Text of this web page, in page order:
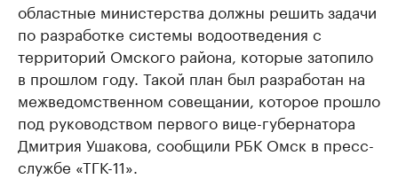
областные министерства должны решить задачи
по разработке системы водоотведения с
территорий Омского района, которые затопило
в прошлом году. Такой план был разработан на
межведомственном совещании, которое прошло
под руководством первого вице-губернатора
Дмитрия Ушакова, сообщили РБК Омск в пресс-
службе «ТГК-11».